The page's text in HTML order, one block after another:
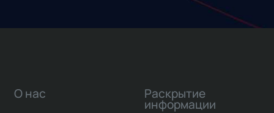
О нас Раскрытие
информации